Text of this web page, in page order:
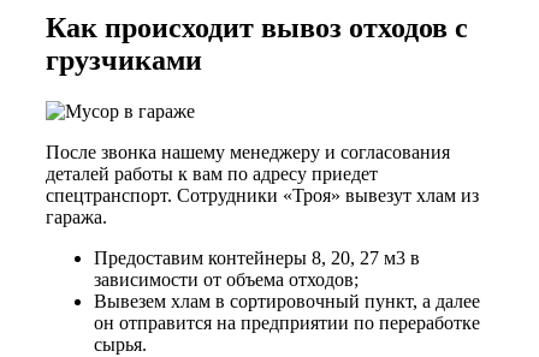
Как происходит вывоз отходов с
грузчиками
После звонка нашему менеджеру и согласования
деталей работы к вам по адресу приедет
спецтранспорт. Сотрудники «Троя» вывезут хлам из
гаража.
Предоставим контейнеры 8, 20, 27 м3 в
зависимости от объема отходов;
Вывезем хлам в сортировочный пункт, а далее
он отправится на предприятии по переработке
сырья.